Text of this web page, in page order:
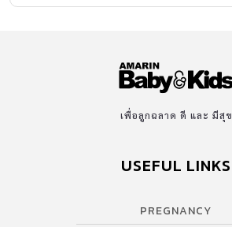
เพื่อลูกฉลาด ดี และ มีสุข
USEFUL LINKS
PREGNANCY